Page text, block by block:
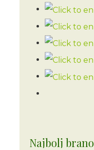
Najbolj brano